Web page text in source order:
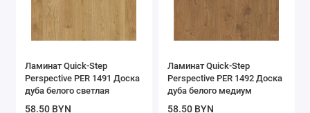
Ламинат Quick-Step
Perspective PER 1491 Доска
дуба белого светлая
58.50 BYN
Ламинат Quick-Step
Perspective PER 1492 Доска
дуба белого медиум
58.50 BYN